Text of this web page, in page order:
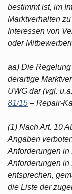
bestimmt ist, im
Marktverhalten
Interessen von
oder
aa) Die
derartige
UWG dar (vgl.
81/15 – Repair-
(1) Nach Art. 10
Angaben
Anforderungen in
Anforderungen in
entsprechen,
die Liste der